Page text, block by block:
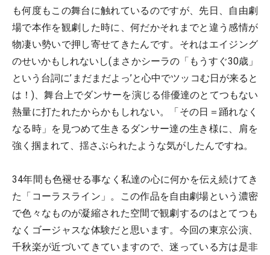
も何度もこの舞台に触れているのですが、先日、自由劇
場で本作を観劇した時に、何だかそれまでと違う感情が
物凄い勢いで押し寄せてきたんです。それはエイジング
のせいかもしれないし(まさかシーラの「もうすぐ30歳」
という台詞に’まだまだよっ’と心中でツッコむ日が来ると
は！)、舞台上でダンサーを演じる俳優達のとてつもない
熱量に打たれたからかもしれない。「その日＝踊れなく
なる時」を見つめて生きるダンサー達の生き様に、肩を
強く掴まれて、揺さぶられたような気がしたんですね。
34年間も色褪せる事なく私達の心に何かを伝え続けてき
た「コーラスライン」。この作品を自由劇場という濃密
で色々なものが凝縮された空間で観劇するのはとてつも
なくゴージャスな体験だと思います。今回の東京公演、
千秋楽が近づいてきていますので、迷っている方は是非